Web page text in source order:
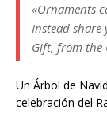
«Ornaments
Instead share
Gift, from the
Un Árbol de
celebración del